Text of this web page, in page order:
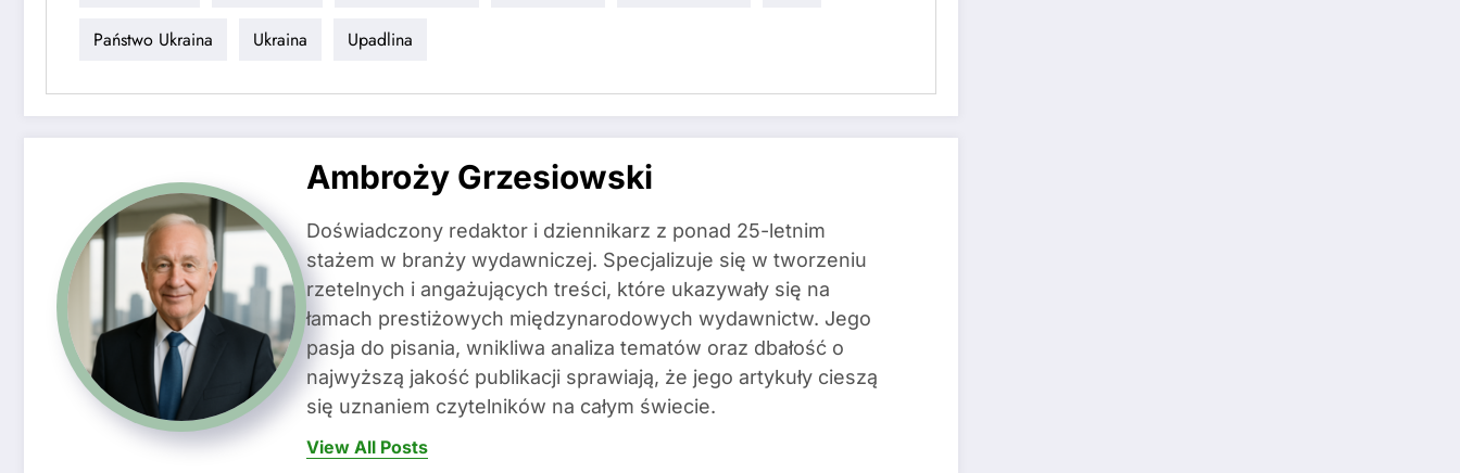
Państwo Ukraina Ukraina Upadlina
Ambroży Grzesiowski
Doświadczony redaktor i dziennikarz z ponad 25-letnim
stażem w branży wydawniczej. Specjalizuje się w tworzeniu
rzetelnych i angażujących treści, które ukazywały się na
łamach prestiżowych międzynarodowych wydawnictw. Jego
pasja do pisania, wnikliwa analiza tematów oraz dbałość o
najwyższą jakość publikacji sprawiają, że jego artykuły cieszą
się uznaniem czytelników na całym świecie.
View All Posts